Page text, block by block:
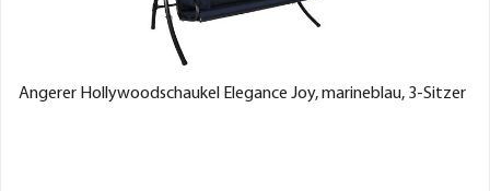
Angerer Hollywoodschaukel Elegance Joy, marineblau, 3-Sitzer